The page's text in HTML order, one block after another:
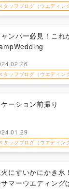
タッフブログ（ウエディン
ンパー必見！これ
タッフブログ（ウエディン
ーション前撮り
タッフブログ（ウエディン
にすいかにかき氷
マーウエディング